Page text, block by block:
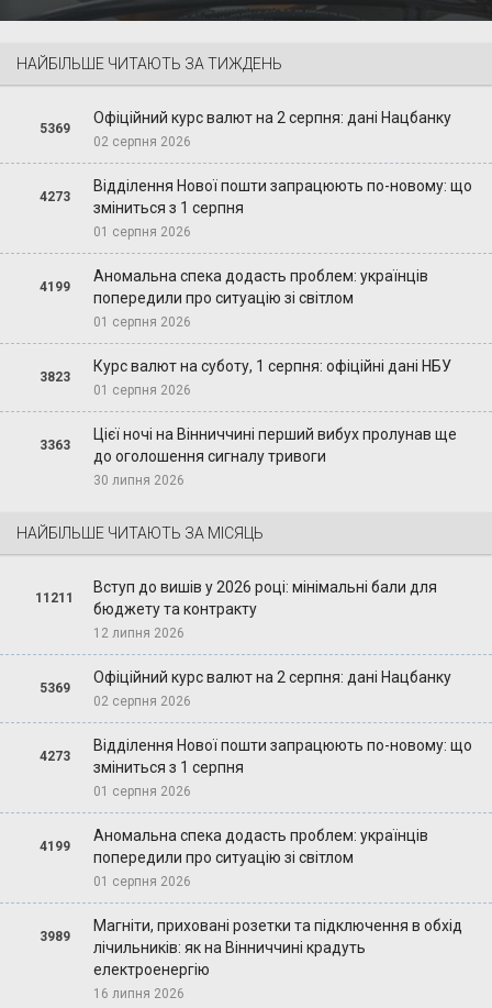
НАЙБІЛЬШЕ ЧИТАЮТЬ ЗА ТИЖДЕНЬ
5369
Офіційний курс валют на 2 серпня: дані Нацбанку
02 серпня 2026
4273
Відділення Нової пошти запрацюють по-новому: що
зміниться з 1 серпня
01 серпня 2026
4199
Аномальна спека додасть проблем: українців
попередили про ситуацію зі світлом
01 серпня 2026
3823
Курс валют на суботу, 1 серпня: офіційні дані НБУ
01 серпня 2026
3363
Цієї ночі на Вінниччині перший вибух пролунав ще
до оголошення сигналу тривоги
30 липня 2026
НАЙБІЛЬШЕ ЧИТАЮТЬ ЗА МІСЯЦЬ
11211
Вступ до вишів у 2026 році: мінімальні бали для
бюджету та контракту
12 липня 2026
5369
Офіційний курс валют на 2 серпня: дані Нацбанку
02 серпня 2026
4273
Відділення Нової пошти запрацюють по-новому: що
зміниться з 1 серпня
01 серпня 2026
4199
Аномальна спека додасть проблем: українців
попередили про ситуацію зі світлом
01 серпня 2026
3989
Магніти, приховані розетки та підключення в обхід
лічильників: як на Вінниччині крадуть
електроенергію
16 липня 2026